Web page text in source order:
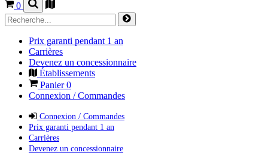
0
Prix garanti pendant 1 an
Carrières
Devenez un concessionnaire
Établissements
Panier0
Connexion / Commandes
Connexion / Commandes
Prix garanti pendant 1 an
Carrières
Devenez un concessionnaire